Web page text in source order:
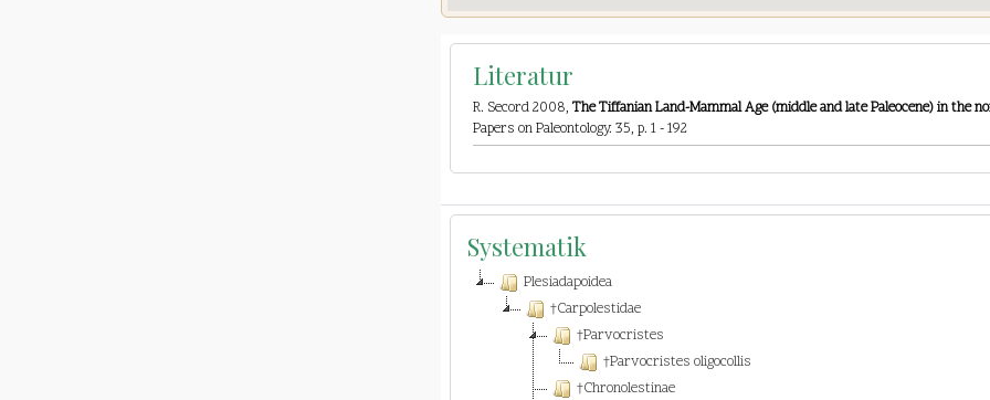
Literatur
R. Secord 2008, The Tiffanian Land-Mammal Age (middle and late Paleocene) in the
Papers on Paleontology. 35, p. 1 - 192
Systematik
Plesiadapoidea
†Carpolestidae
†Parvocristes
†Parvocristes oligocollis
†Chronolestinae